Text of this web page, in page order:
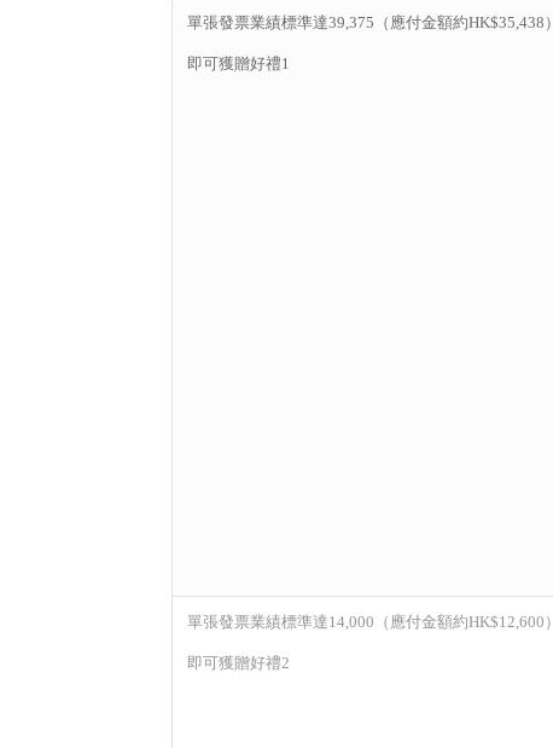
單張發票業績標準達39,375（應付金額約HK$35,438）
即可獲贈好禮1
單張發票業績標準達14,000（應付金額約HK$12,600）
即可獲贈好禮2